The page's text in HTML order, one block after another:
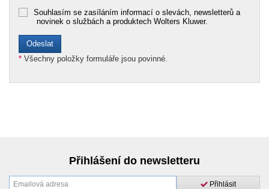
Souhlasím se zasíláním informací o slevách, newsletterů a
novinek o službách a produktech Wolters Kluwer.
* Všechny položky formuláře jsou povinné.
Přihlášení do newsletteru
Přihlásit